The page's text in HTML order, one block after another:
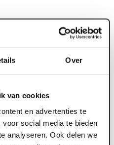
Over
van cookies
en advertenties te
social media te bieden
analyseren. Ook delen we
24/24 wit 300 cm (30